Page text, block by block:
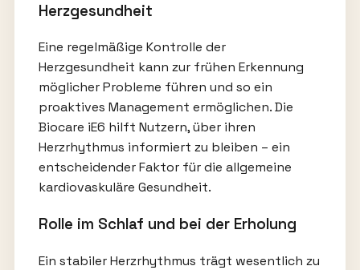
Herzgesundheit
Eine regelmäßige Kontrolle der
Herzgesundheit kann zur frühen Erkennung
möglicher Probleme führen und so ein
proaktives Management ermöglichen. Die
Biocare iE6 hilft Nutzern, über ihren
Herzrhythmus informiert zu bleiben – ein
entscheidender Faktor für die allgemeine
kardiovaskuläre Gesundheit.
Rolle im Schlaf und bei der Erholung
Ein stabiler Herzrhythmus trägt wesentlich zu